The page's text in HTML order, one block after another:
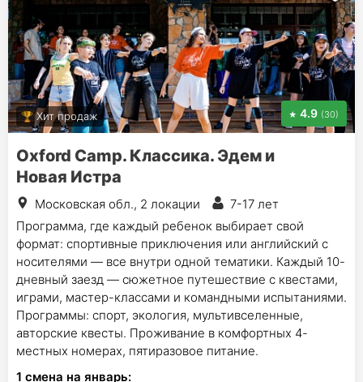
Хит продаж 4.9 (30)
Oxford Camp. Классика. Эдем и
Новая Истра
Московская обл., 2 локации
7-17 лет
Программа, где каждый ребенок выбирает свой
формат: спортивные приключения или английский с
носителями — все внутри одной тематики. Каждый 10-
дневный заезд — сюжетное путешествие с квестами,
играми, мастер-классами и командными испытаниями.
Программы: спорт, экология, мультивселенные,
авторские квесты. Проживание в комфортных 4-
местных номерах, пятиразовое питание.
1 смена на январь: